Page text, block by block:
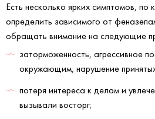
Есть несколько ярких симптомов,
определить зависимого от
обращать внимание на следующие
заторможенность, агрессивное
окружающим, нарушение
потеря интереса к делам и
вызывали восторг;